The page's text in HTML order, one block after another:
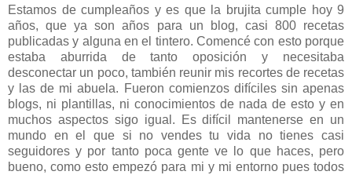
Estamos de cumpleaños y es que la brujita cumple hoy 9
años, que ya son años para un blog, casi 800 recetas
publicadas y alguna en el tintero. Comencé con esto porque
estaba aburrida de tanto oposición y necesitaba
desconectar un poco, también reunir mis recortes de recetas
y las de mi abuela. Fueron comienzos difíciles sin apenas
blogs, ni plantillas, ni conocimientos de nada de esto y en
muchos aspectos sigo igual. Es difícil mantenerse en un
mundo en el que si no vendes tu vida no tienes casi
seguidores y por tanto poca gente ve lo que haces, pero
bueno, como esto empezó para mi y mi entorno pues todos